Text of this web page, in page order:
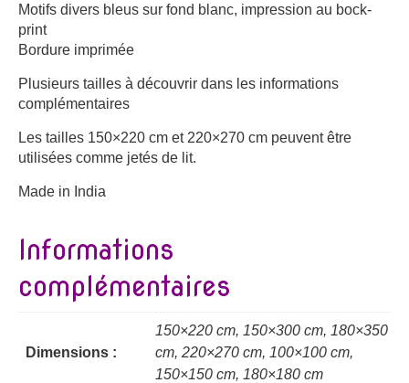
Motifs divers bleus sur fond blanc, impression au bock-
print
Bordure imprimée
Plusieurs tailles à découvrir dans les informations
complémentaires
Les tailles 150×220 cm et 220×270 cm peuvent être
utilisées comme jetés de lit.
Made in India
Informations
complémentaires
Dimensions :
150×220 cm, 150×300 cm, 180×350
cm, 220×270 cm, 100×100 cm,
150×150 cm, 180×180 cm